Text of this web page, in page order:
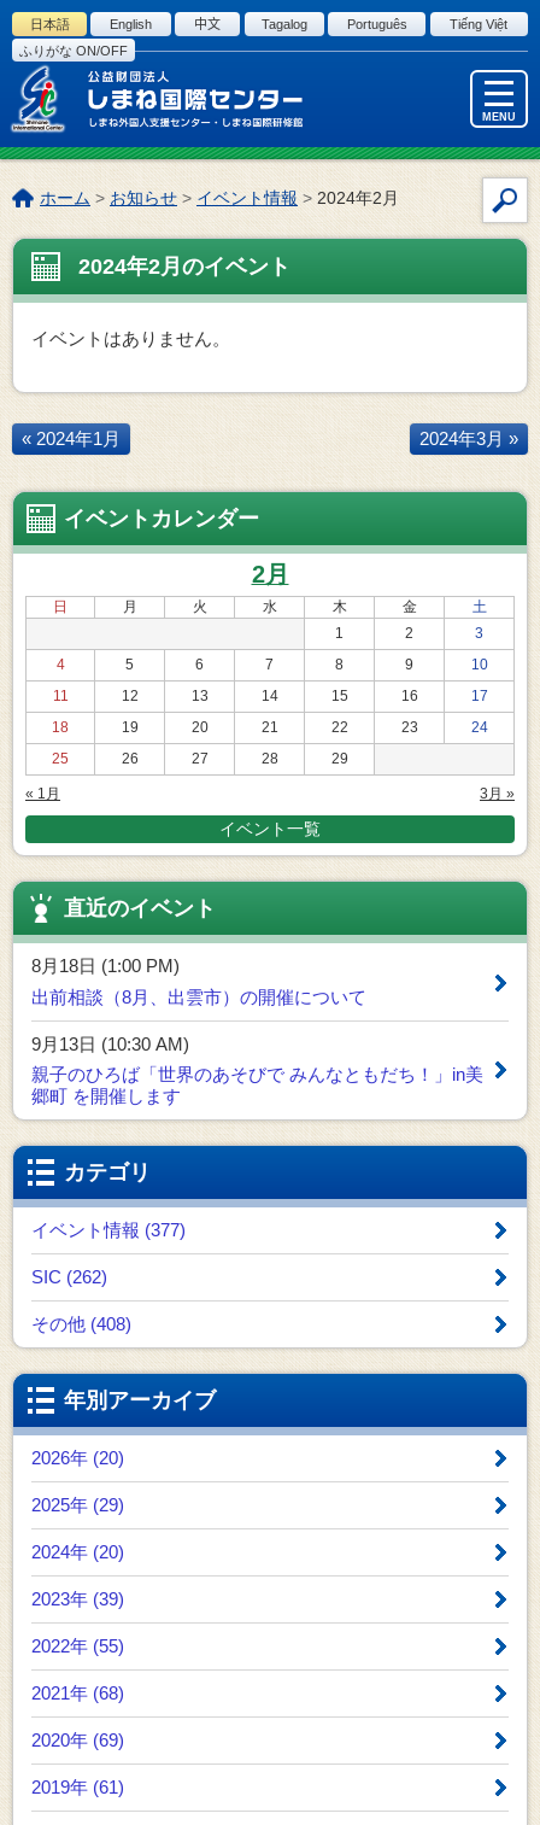
このページの本文へ
日本語 English 中文 Tagalog Português
Tiếng Việt
ふりがな ON/OFF
MENU
イ
内
こ
の
ペ
ジ
ホーム> お知らせ> イベント情報 >2024年2月
2024年2月のイベント
イベントはありません。
« 2024年1月 2024年3月 »
イベントカレンダー
2月
日 月 火 水 木 金
土
1
2
3
4
5 6 7 8 9
10
11
12 13 14 15 16
17
18
19 20 21 22 23
24
25
26 27 28 29
« 1月 3月 »
イベント一覧
直近のイベント
8月18日 (1:00 PM)
出前相談（8月、出雲市）の開催について
9月13日 (10:30 AM)
親子のひろば「世界のあそびで みんなともだち！」in美
郷町 を開催します
カテゴリ
イベント情報 (377)
SIC (262)
その他 (408)
年別アーカイブ
2026年 (20)
2025年 (29)
2024年 (20)
2023年 (39)
2022年 (55)
2021年 (68)
2020年 (69)
2019年 (61)